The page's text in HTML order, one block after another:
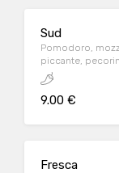
Sud
Pomodoro,
piccante,
9.00 €
Fresca